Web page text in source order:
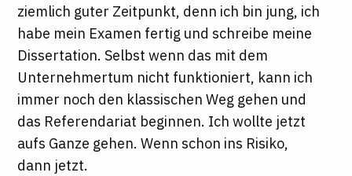
ziemlich guter Zeitpunkt, denn ich bin jung, ich
habe mein Examen fertig und schreibe meine
Dissertation. Selbst wenn das mit dem
Unternehmertum nicht funktioniert, kann ich
immer noch den klassischen Weg gehen und
das Referendariat beginnen. Ich wollte jetzt
aufs Ganze gehen. Wenn schon ins Risiko,
dann jetzt.